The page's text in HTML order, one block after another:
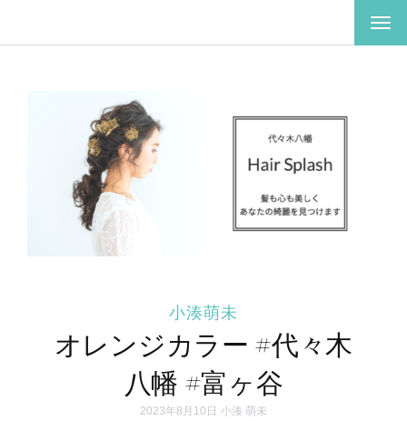
ナ
ゲ
小湊萌未
オレンジカラー #代々木
八幡 #富ヶ谷
2023年8月10日 小湊 萌未